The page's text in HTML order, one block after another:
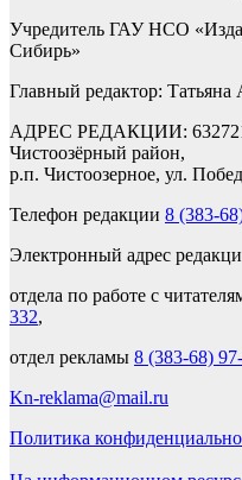
Учредитель ГАУ НСО
Сибирь»
Главный редактор:
АДРЕС РЕДАКЦИИ: 632721,
Чистоозёрный район,
р.п. Чистоозерное, ул.
Телефон редакции 8 (383-
Электронный адрес
отдела по работе с
332,
отдел рекламы 8 (383-68)
Kn-reklama@mail.ru
Политика